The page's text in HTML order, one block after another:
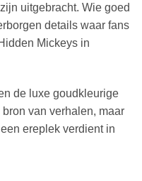
uitgebracht. Wie goed
details waar fans
Mickeys in
de luxe goudkleurige
van verhalen, maar
ereplek verdient in